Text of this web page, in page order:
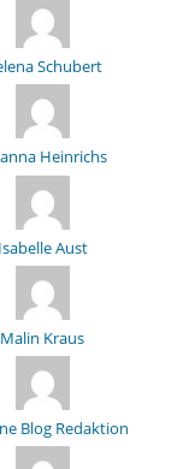
Schubert
Heinrichs
Isabelle Aust
Malin Kraus
Blog Redaktion